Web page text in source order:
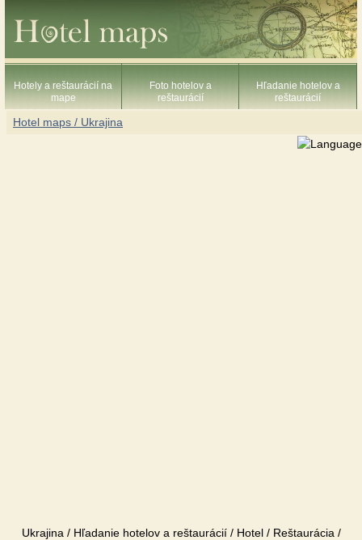
Hotely a reštaurácií na
mape
Foto hotelov a
reštaurácií
Hľadanie hotelov a
reštaurácií
Hotel maps / Ukrajina
Ukrajina / Hľadanie hotelov a reštaurácií / Hotel / Reštaurácia /